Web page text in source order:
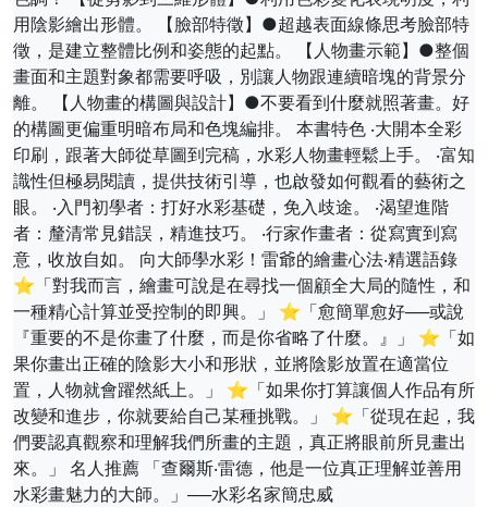
用陰影繪出形體。 【臉部特徵】●超越表面線條思考臉部特
徵，是建立整體比例和姿態的起點。 【人物畫示範】●整個
畫面和主題對象都需要呼吸，別讓人物跟連續暗塊的背景分
離。 【人物畫的構圖與設計】●不要看到什麼就照著畫。好
的構圖更偏重明暗布局和色塊編排。 本書特色 ‧大開本全彩
印刷，跟著大師從草圖到完稿，水彩人物畫輕鬆上手。 ‧富知
識性但極易閱讀，提供技術引導，也啟發如何觀看的藝術之
眼。 ‧入門初學者：打好水彩基礎，免入歧途。 ‧渴望進階
者：釐清常見錯誤，精進技巧。 ‧行家作畫者：從寫實到寫
意，收放自如。 向大師學水彩！雷爺的繪畫心法‧精選語錄
⭐「對我而言，繪畫可說是在尋找一個顧全大局的隨性，和
一種精心計算並受控制的即興。」 ⭐「愈簡單愈好──或說
『重要的不是你畫了什麼，而是你省略了什麼。』」 ⭐「如
果你畫出正確的陰影大小和形狀，並將陰影放置在適當位
置，人物就會躍然紙上。」 ⭐「如果你打算讓個人作品有所
改變和進步，你就要給自己某種挑戰。」 ⭐「從現在起，我
們要認真觀察和理解我們所畫的主題，真正將眼前所見畫出
來。」 名人推薦 「查爾斯‧雷德，他是一位真正理解並善用
水彩畫魅力的大師。」──水彩名家簡忠威